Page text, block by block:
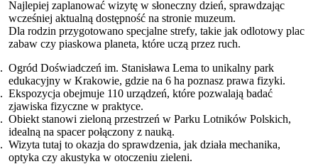
Najlepiej zaplanować wizytę w słoneczny dzień, sprawdzając
wcześniej aktualną dostępność na stronie muzeum.
Dla rodzin przygotowano specjalne strefy, takie jak odlotowy plac
zabaw czy piaskowa planeta, które uczą przez ruch.
Ogród Doświadczeń im. Stanisława Lema to unikalny park
edukacyjny w Krakowie, gdzie na 6 ha poznasz prawa fizyki.
Ekspozycja obejmuje 110 urządzeń, które pozwalają badać
zjawiska fizyczne w praktyce.
Obiekt stanowi zieloną przestrzeń w Parku Lotników Polskich,
idealną na spacer połączony z nauką.
Wizyta tutaj to okazja do sprawdzenia, jak działa mechanika,
optyka czy akustyka w otoczeniu zieleni.